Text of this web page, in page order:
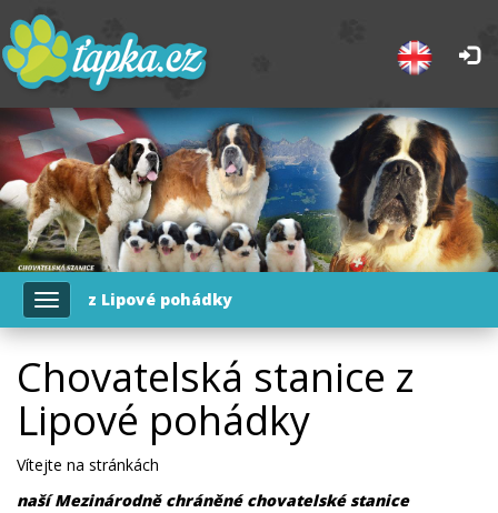
Toggle
navigation
z Lipové pohádky
Chovatelská stanice z
Lipové pohádky
Vítejte na stránkách
naší Mezinárodně chráněné chovatelské stanice